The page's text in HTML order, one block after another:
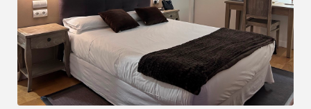
[{"url":"https:\/\/synergy.booking-
channel.com\/api\/hotels\/1539\/medias\/281#Hotel Restaurante
Torre Zumeltzegi_O\u00f1ate_H 203","name":""}]